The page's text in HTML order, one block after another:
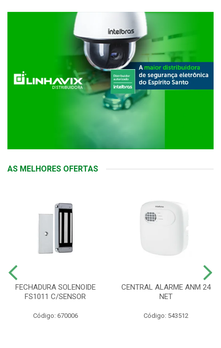
AS MELHORES OFERTAS
FECHADURA SOLENOIDE
FS1011 C/SENSOR
Código: 670006
CENTRAL ALARME ANM 24
NET
Código: 543512